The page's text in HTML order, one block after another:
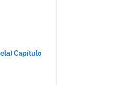
Capítulo